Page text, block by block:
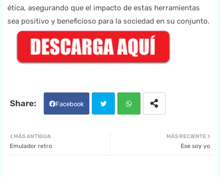
ética, asegurando que el impacto de estas herramientas
sea positivo y beneficioso para la sociedad en su conjunto.
Facebook
MÁS RECIENTE
Ese soy yo
MÁS ANTIGUA
Emulador retro